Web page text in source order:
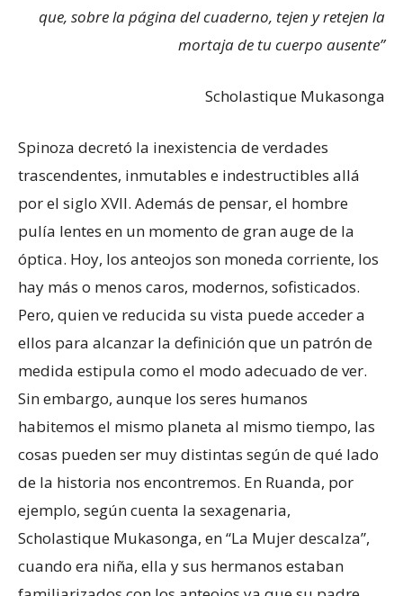
que, sobre la página del cuaderno, tejen y retejen la
mortaja de tu cuerpo ausente”
Scholastique Mukasonga
Spinoza decretó la inexistencia de verdades
trascendentes, inmutables e indestructibles allá
por el siglo XVII. Además de pensar, el hombre
pulía lentes en un momento de gran auge de la
óptica. Hoy, los anteojos son moneda corriente, los
hay más o menos caros, modernos, sofisticados.
Pero, quien ve reducida su vista puede acceder a
ellos para alcanzar la definición que un patrón de
medida estipula como el modo adecuado de ver.
Sin embargo, aunque los seres humanos
habitemos el mismo planeta al mismo tiempo, las
cosas pueden ser muy distintas según de qué lado
de la historia nos encontremos. En Ruanda, por
ejemplo, según cuenta la sexagenaria,
Scholastique Mukasonga, en “La Mujer descalza”,
cuando era niña, ella y sus hermanos estaban